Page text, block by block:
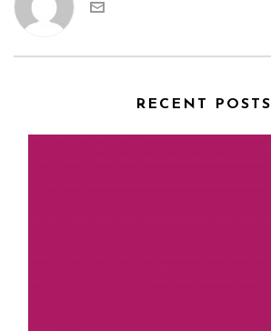
RECENT POSTS